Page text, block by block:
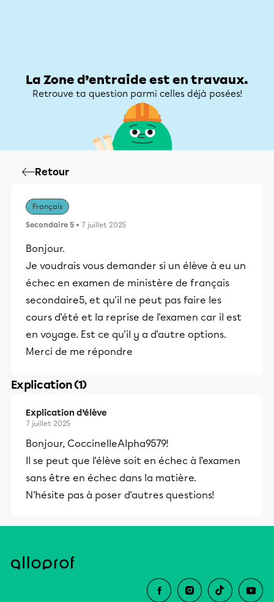
La Zone d’entraide est en travaux.
Retrouve ta question parmi celles déjà posées!
Retour
Français
Secondaire 5 • 7 juillet 2025
Bonjour.
Je voudrais vous demander si un élève à eu un
échec en examen de ministère de français
secondaire5, et qu'il ne peut pas faire les
cours d'été et la reprise de l'examen car il est
en voyage. Est ce qu'il y a d'autre options.
Merci de me répondre
Explication (1)
Explication d’élève
7 juillet 2025
Bonjour, CoccinelleAlpha9579!
Il se peut que l'élève soit en échec à l’examen
sans être en échec dans la matière.
N'hésite pas à poser d'autres questions!